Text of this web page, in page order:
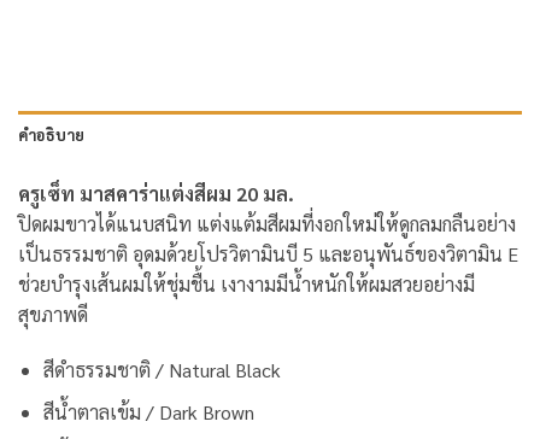
คำอธิบาย
ครูเซ็ท มาสคาร่าแต่งสีผม 20 มล.
ปิดผมขาวได้แนบสนิท แต่งแต้มสีผมที่งอกใหม่ให้ดูกลมกลืนอย่าง
เป็นธรรมชาติ อุดมด้วยโปรวิตามินบี 5 และอนุพันธ์ของวิตามิน E
ช่วยบำรุงเส้นผมให้ชุ่มชื้น เงางามมีน้ำหนักให้ผมสวยอย่างมี
สุขภาพดี
สีดำธรรมชาติ / Natural Black
สีน้ำตาลเข้ม / Dark Brown